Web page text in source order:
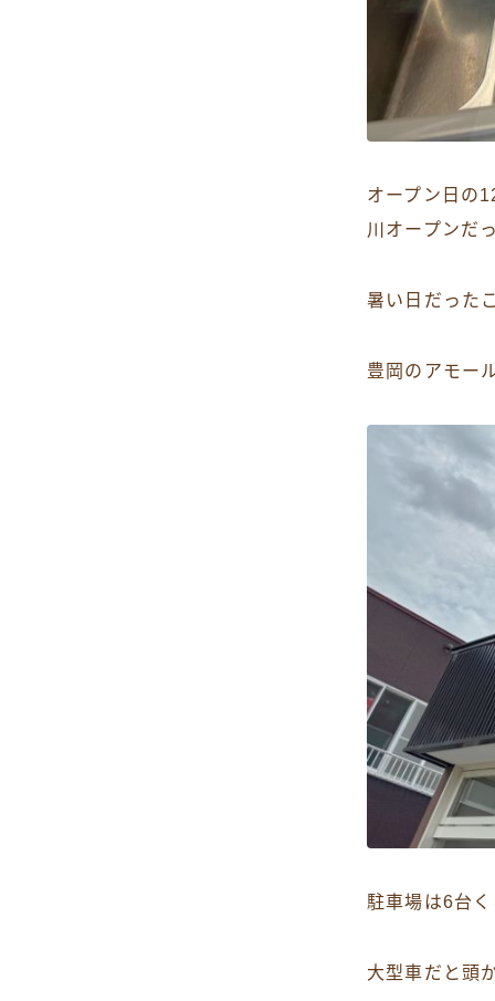
オープン日の
川オープンだ
暑い日だった
豊岡のアモー
駐車場は6台
大型車だと頭